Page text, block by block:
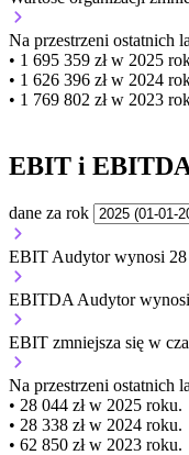
Na przestrzeni ostatnich
• 1 695 359 zł w 2025
• 1 626 396 zł w 2024
• 1 769 802 zł w 2023
EBIT i
dane za rok
EBIT Audytor wynosi 28
EBITDA Audytor wynosi
EBIT zmniejsza się w
Na przestrzeni ostatnich
• 28 044 zł w 2025 roku.
• 28 338 zł w 2024 roku.
• 62 850 zł w 2023 roku.